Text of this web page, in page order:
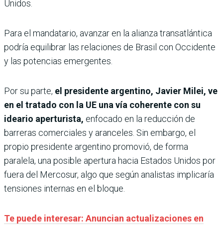
Unidos.
Para el mandatario, avanzar en la alianza transatlántica
podría equilibrar las relaciones de Brasil con Occidente
y las potencias emergentes.
Por su parte, el presidente argentino, Javier Milei, ve
en el tratado con la UE una vía coherente con su
ideario aperturista, enfocado en la reducción de
barreras comerciales y aranceles. Sin embargo, el
propio presidente argentino promovió, de forma
paralela, una posible apertura hacia Estados Unidos por
fuera del Mercosur, algo que según analistas implicaría
tensiones internas en el bloque.
Te puede interesar: Anuncian actualizaciones en